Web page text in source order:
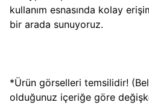
kullanım esnasında kolay
bir arada sunuyoruz.
*Ürün görselleri temsilidir!
olduğunuz içeriğe göre